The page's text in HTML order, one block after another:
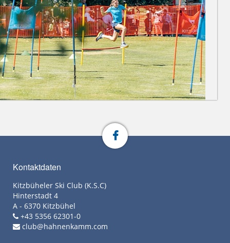
Kontaktdaten
Kitzbüheler Ski Club (K.S.C)
Hinterstadt 4
A - 6370 Kitzbühel
+43 5356 62301-0
club@hahnenkamm.com